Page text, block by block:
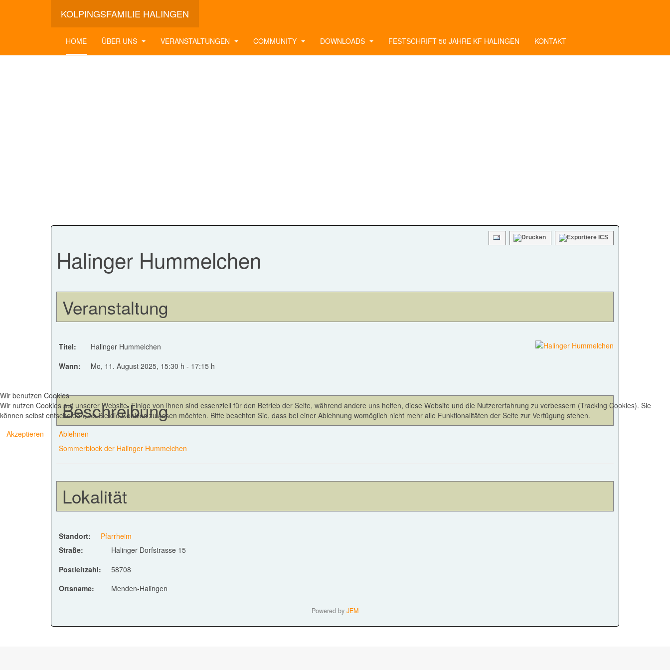
KOLPINGSFAMILIE HALINGEN
HOME ÜBER UNS VERANSTALTUNGEN COMMUNITY DOWNLOADS FESTSCHRIFT 50 JAHRE KF HALINGEN KONTAKT
Halinger Hummelchen
Veranstaltung
Titel:
Halinger Hummelchen
Wann:
Mo, 11. August 2025, 15:30 h - 17:15 h
Beschreibung
Sommerblock der Halinger Hummelchen
Lokalität
Standort:
Pfarrheim
Straße:
Halinger Dorfstrasse 15
Postleitzahl:
58708
Ortsname:
Menden-Halingen
Powered by JEM
Wir benutzen Cookies
Wir nutzen Cookies auf unserer Website. Einige von ihnen sind essenziell für den Betrieb der Seite, während andere uns helfen, diese Website und die Nutzererfahrung zu verbessern (Tracking Cookies). Sie
können selbst entscheiden, ob Sie die Cookies zulassen möchten. Bitte beachten Sie, dass bei einer Ablehnung womöglich nicht mehr alle Funktionalitäten der Seite zur Verfügung stehen.
Akzeptieren
Ablehnen